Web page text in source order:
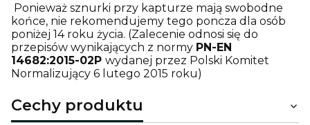
Ponieważ sznurki przy kapturze mają swobodne
końce, nie rekomendujemy tego poncza dla osób
poniżej 14 roku życia. (Zalecenie odnosi się do
przepisów wynikających z normy PN-EN
14682:2015-02P wydanej przez Polski Komitet
Normalizujący 6 lutego 2015 roku)
Cechy produktu